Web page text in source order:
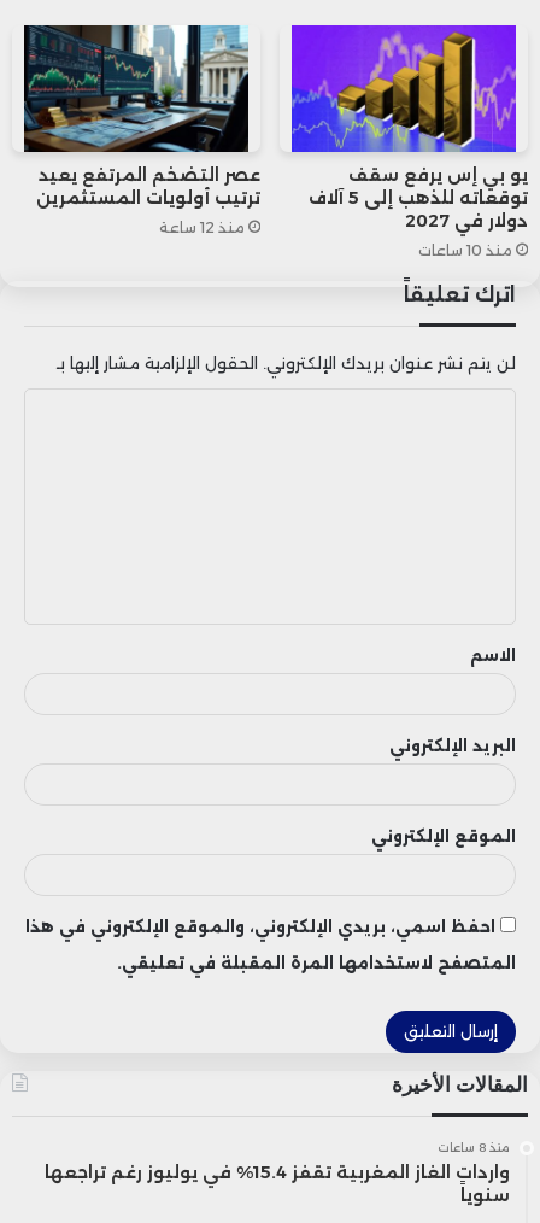
للبنك المركزي الأوروبي بنسبة 2% حتى
العام المقبل.
يو بي إس يرفع سقف
توقعاته للذهب إلى 5 آلاف
دولار في 2027
منذ 10 ساعات
عصر التضخم المرتفع يعيد
ترتيب أولويات المستثمرين
منذ 12 ساعة
اترك تعليقاً
لن يتم نشر عنوان بريدك الإلكتروني. الحقول الإلزامية مشار إليها بـ
ق
الاسم
البريد الإلكتروني
الموقع الإلكتروني
احفظ اسمي، بريدي الإلكتروني، والموقع الإلكتروني في هذا
المتصفح لاستخدامها المرة المقبلة في تعليقي.
المقالات الأخيرة
منذ 8 ساعات
واردات الغاز المغربية تقفز 15.4% في يوليوز رغم تراجعها
سنوياً